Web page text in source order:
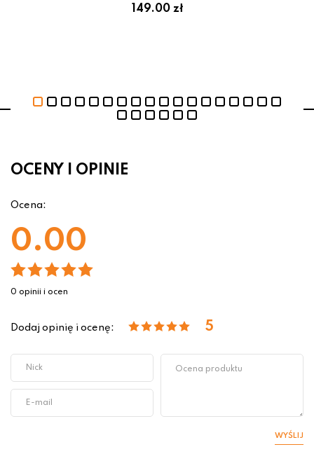
149.00 zł
OCENY I OPINIE
Ocena:
0.00
0 opinii i ocen
Dodaj opinię i ocenę: 5
WYŚLIJ